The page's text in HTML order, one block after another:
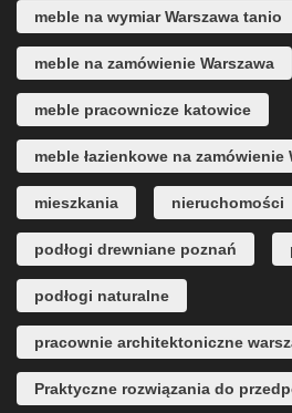
meble na wymiar Warszawa tanio
meble na zamówienie Warszawa
meble pracownicze katowice
meble łazienkowe na zamówienie
mieszkania nieruchomości
podłogi drewniane poznań
podłogi naturalne
pracownie architektoniczne
Praktyczne rozwiązania do